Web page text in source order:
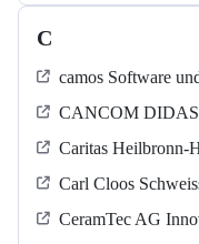
C
camos Software
CANCOM
Caritas Heilbronn-
Carl Cloos
CeramTec AG